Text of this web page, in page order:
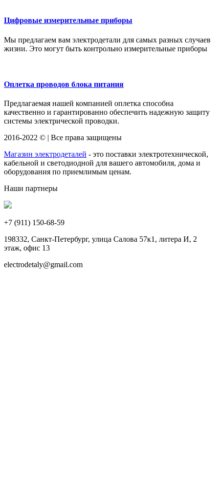
Цифровые измерительные приборы
Мы предлагаем вам электродетали для самых разных случаев
жизни. Это могут быть контрольно измерительные приборы
Оплетка проводов блока питания
Предлагаемая нашей компанией оплетка способна
качественно и гарантированно обеспечить надежную защиту
системы электрической проводки.
2016-2022 © | Все права защищены
Магазин электродеталей - это поставки электротехнической,
кабельной и светодиодной для вашего автомобиля, дома и
оборудования по приемлимым ценам.
Наши партнеры
+7 (911) 150-68-59
198332, Санкт-Петербург, улица Салова 57к1, литера И, 2
этаж, офис 13
electrodetaly@gmail.com